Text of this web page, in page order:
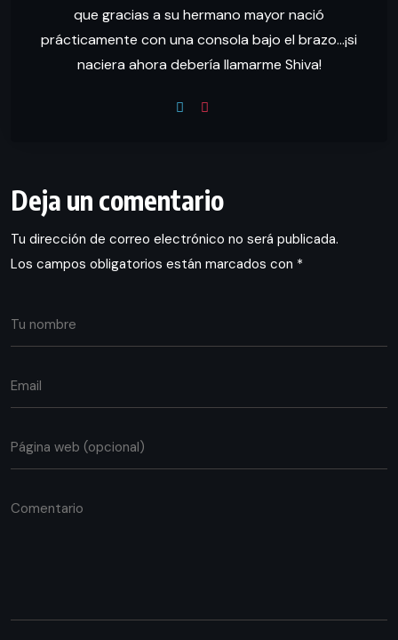
que gracias a su hermano mayor nació
prácticamente con una consola bajo el brazo...¡si
naciera ahora debería llamarme Shiva!
Deja un comentario
Tu dirección de correo electrónico no será publicada.
Los campos obligatorios están marcados con *